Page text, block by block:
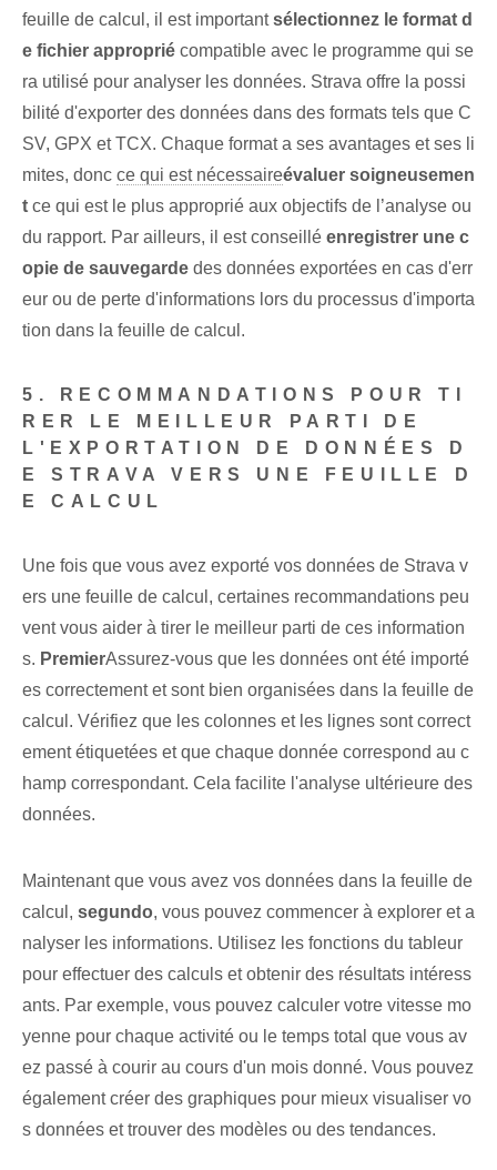
feuille de calcul, il est importantsélectionnez le format d
e fichier approprié compatible avec le programme qui se
ra utilisé pour analyser les données. Strava offre la possi
bilité d'exporter des données dans des formats tels que C
SV, GPX et TCX. Chaque format a ses avantages et ses li
mites, donc ce qui est nécessaireévaluer soigneusemen
t ce qui est le plus approprié aux ⁢objectifs‌ de l’analyse ou
du rapport. Par ailleurs, il est conseillé enregistrer une c
opie de sauvegarde des données exportées en cas d'err
eur ou de perte d'informations lors du processus d'importa
tion dans la feuille de calcul.
5. RECOMMANDATIONS POUR TI
RER LE MEILLEUR PARTI DE
L'EXPORTATION DE DONNÉES D
E STRAVA VERS UNE FEUILLE D
E CALCUL
Une fois que vous avez exporté vos données de Strava v
ers une feuille de calcul, certaines recommandations peu
vent vous aider à tirer le meilleur parti de ces information
s. PremierAssurez-vous que les données ont été importé
es correctement et sont bien organisées dans la feuille de
calcul. Vérifiez que les colonnes et les lignes sont correct
ement étiquetées et que chaque donnée correspond au c
hamp correspondant. ⁢Cela ‍facilite ⁢l'analyse ultérieure des
données.
Maintenant que vous avez vos données dans la feuille de
calcul,⁣ segundo, vous pouvez commencer à explorer et a
nalyser les informations. Utilisez les fonctions du tableur
pour effectuer des calculs et obtenir des résultats intéress
ants. Par exemple, vous pouvez calculer votre vitesse mo
yenne pour chaque activité ou le temps total que vous av
ez passé à courir au cours d'un mois donné. Vous pouvez
également créer des graphiques pour mieux visualiser vo
s données et trouver des modèles ou des tendances.